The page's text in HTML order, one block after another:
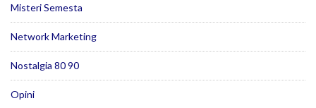
Misteri Semesta
Network Marketing
Nostalgia 80 90
Opini